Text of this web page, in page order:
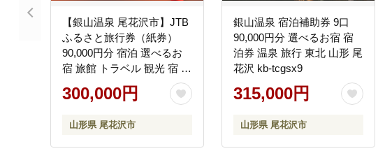
【銀山温泉 尾花沢市】JTB
ふるさと旅行券（紙券）
90,000円分 宿泊 選べるお
宿 旅館 トラベル 観光 宿 東
北 山形 山形県 尾花沢 銀山
温泉 大正浪漫 大正ロマン
フト JDS01
300,000円
山形県 尾花沢市
銀山温泉 宿泊補助券 9口
90,000円分 選べるお宿 宿
泊券 温泉 旅行 東北 山形 尾
花沢 kb-tcgsx9
315,000円
山形県 尾花沢市